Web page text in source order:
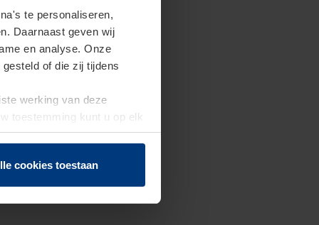
te personaliseren,
Daarnaast geven wij
en analyse. Onze
of die zij tijdens
werking van deze
toestemming kunt u op elk
herroepen.
cookies toestaan